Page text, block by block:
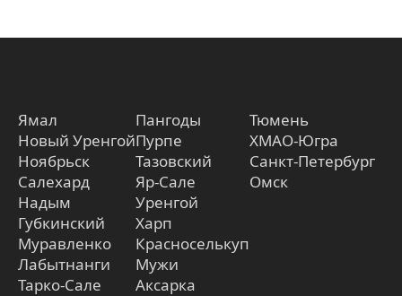
Ямал
Новый Уренгой
Ноябрьск
Салехард
Надым
Губкинский
Муравленко
Лабытнанги
Тарко-Сале
Пангоды
Пурпе
Тазовский
Яр-Сале
Уренгой
Харп
Красноселькуп
Мужи
Аксарка
Тюмень
ХМАО-Югра
Санкт-Петербург
Омск